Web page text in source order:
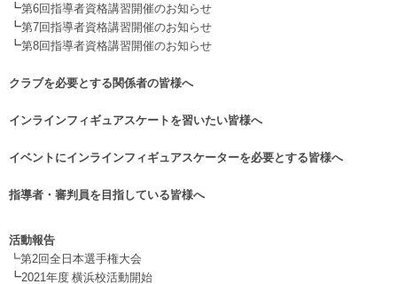
┗第6回指導者資格講習開催のお知らせ
┗第7回指導者資格講習開催のお知らせ
┗第8回指導者資格講習開催のお知らせ
クラブを必要とする関係者の皆様へ
インラインフィギュアスケートを習いたい皆様へ
イベントにインラインフィギュアスケーターを必要とする皆様へ
指導者・審判員を目指している皆様へ
活動報告
┗第2回全日本選手権大会
┗2021年度 横浜校活動開始